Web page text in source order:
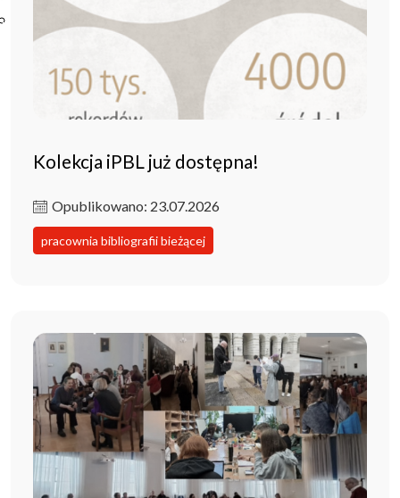
Poczta ibl.waw.pl
Kontakt
Kolekcja iPBL już dostępna!
Opublikowano: 23.07.2026
pracownia bibliografii bieżącej